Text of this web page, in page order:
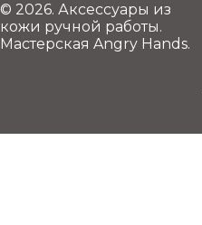
© 2026. Аксессуары из
кожи ручной работы.
Мастерская Angry Hands.